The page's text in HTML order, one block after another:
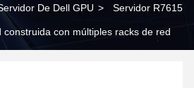
De Dell GPU > Servidor R7615
con múltiples racks de red